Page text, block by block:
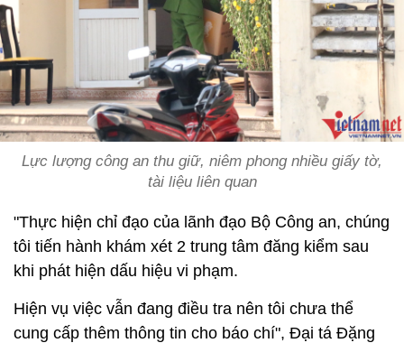
Lực lượng công an thu giữ, niêm phong nhiều giấy tờ,
tài liệu liên quan
"Thực hiện chỉ đạo của lãnh đạo Bộ Công an, chúng
tôi tiến hành khám xét 2 trung tâm đăng kiểm sau
khi phát hiện dấu hiệu vi phạm.
Hiện vụ việc vẫn đang điều tra nên tôi chưa thể
cung cấp thêm thông tin cho báo chí", Đại tá Đặng